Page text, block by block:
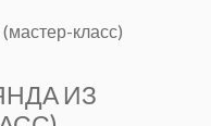
класс)
ИЗ